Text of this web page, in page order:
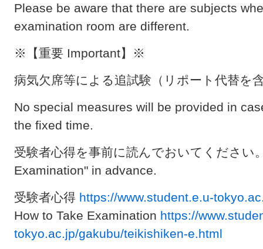
Please be aware that there are subjects
examination room are different.
※【重要 Important】※
病気欠席等による追試験（リポート代替を
No special measures will be provided in
the fixed time.
受験者心得を事前に読んでおいてください
Examination" in advance.
受験者心得 https://www.student.e.u-
How to Take Examination https://
tokyo.ac.jp/gakubu/teikishiken-e.html